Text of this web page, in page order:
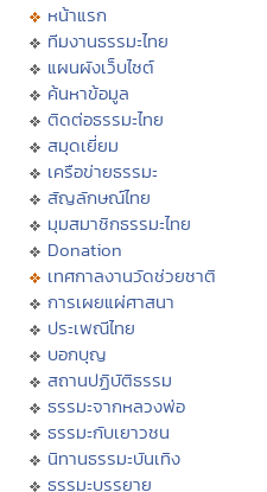
หน้าแรก
ทีมงานธรรมะไทย
แผนผังเว็บไซต์
ค้นหาข้อมูล
ติดต่อธรรมะไทย
สมุดเยี่ยม
เครือข่ายธรรมะ
สัญลักษณ์ไทย
มุมสมาชิกธรรมะไทย
Donation
เทศกาลงานวัดช่วยชาติ
การเผยแผ่ศาสนา
ประเพณีไทย
บอกบุญ
สถานปฏิบัติธรรม
ธรรมะจากหลวงพ่อ
ธรรมะกับเยาวชน
นิทานธรรมะบันเทิง
ธรรมะบรรยาย